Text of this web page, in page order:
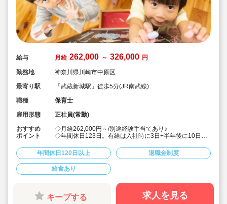
給与 月給 262,000 ～ 326,000 円
勤務地
神奈川県川崎市中原区
最寄り駅
「武蔵新城駅」徒歩5分(JR南武線)
職種
保育士
雇用形態
正社員(常勤)
おすすめ
ポイント
◇月給262,000円～/別途経験手当てあり♪
◇年間休日123日。有給は入社時に3日+半年後に10日付
◇借り上げ社宅制度あり！(敷金礼金なし)
◇介護休暇・産前産後休暇・育児休暇の取得率100％！
復帰率も83％♪
◇男性保育士も数多く活躍中の法人です！
どもたち一人ひとりに寄り添う保育を行っています。
◇各種研修を無理なく実施しているので、ブランクある
方や未経験の方も安心。主任や園長を目指す方のサポー
年間休日120日以上 退職金制度
給食あり
キープする 求人を見る